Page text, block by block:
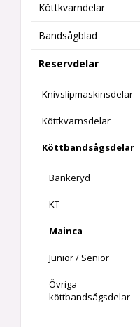
Köttkvarndelar
Bandsågblad
Reservdelar
Knivslipmaskinsdelar
Köttkvarnsdelar
Köttbandsågsdelar
Bankeryd
KT
Mainca
Junior / Senior
Övriga
köttbandsågsdelar